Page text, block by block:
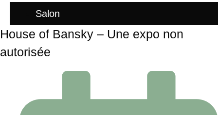
Salon
House of Bansky – Une expo non
autorisée